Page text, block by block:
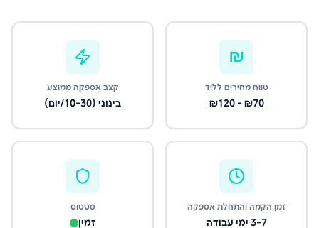
₪
טווח מחירים לליד
₪70 - ₪120
קצב אספקה ממוצע
בינוני (10-30/יום)
זמן הקמה והתחלת אספקה
3-7 ימי עבודה
סטטוס
זמין